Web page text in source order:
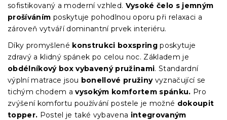
sofistikovaný a moderní vzhled. Vysoké čelo s jemným
prošíváním poskytuje pohodlnou oporu při relaxaci a
zároveň vytváří dominantní prvek interiéru.
Díky promyšlené konstrukci boxspring poskytuje
zdravý a klidný spánek po celou noc. Základem je
obdélníkový box vybavený pružinami.Standardní
výplní matrace jsou bonellové pružinyvyznačující se
tichým chodem avysokým komfortem spánku. Pro
zvýšení komfortu používání postele je možné dokoupit
topper. Postel je také vybavena integrovaným